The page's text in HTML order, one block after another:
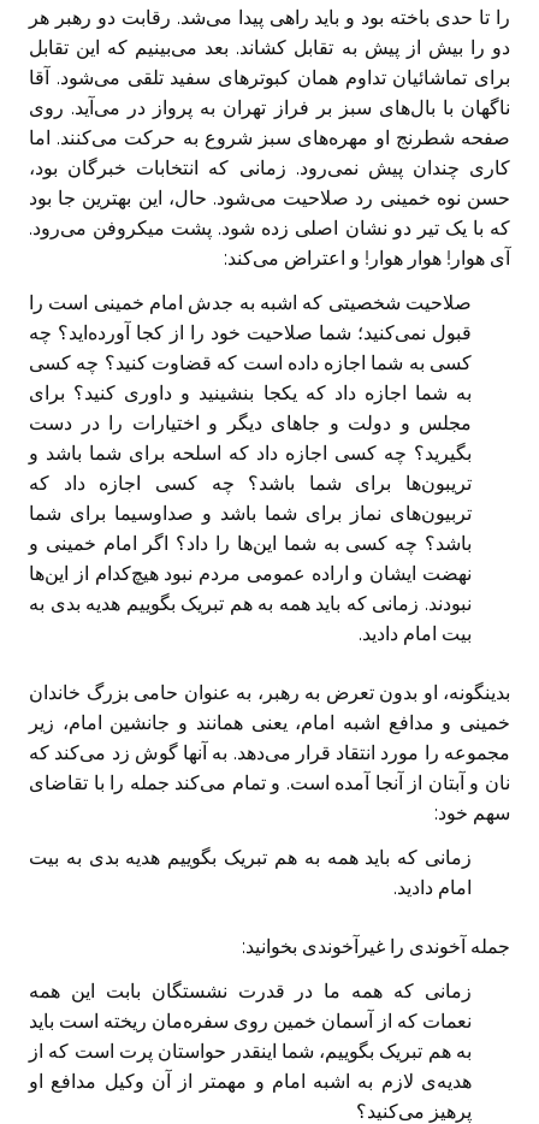
را تا حدی باخته بود و باید راهی پیدا می‌شد. رقابت دو رهبر هر
دو را بیش از پیش به تقابل کشاند. بعد می‌بینیم که این تقابل
برای تماشائیان تداوم همان کبوترهای سفید تلقی می‌شود. آقا
ناگهان با بال‌های سبز بر فراز تهران به پرواز در می‌آید. روی
صفحه شطرنج او مهره‌های سبز شروع به حرکت می‌کنند. اما
کاری چندان پیش نمی‌رود. زمانی که انتخابات خبرگان بود،
حسن نوه خمینی رد صلاحیت می‌شود. حال، این بهترین جا بود
که با یک تیر دو نشان اصلی زده شود. پشت میکروفن می‌رود.
آی هوار! هوار هوار! و اعتراض می‌کند:
صلاحیت شخصیتی که اشبه به جدش امام خمینی است را
قبول نمی‌‌کنید؛ شما صلاحیت خود را از کجا آورده‌اید؟ چه
کسی به شما اجازه داده است که قضاوت کنید؟ چه کسی
به شما اجازه داد که یکجا بنشینید و داوری کنید؟ برای
مجلس و دولت و جاهای دیگر و اختیارات را در دست
بگیرید؟ چه کسی اجازه داد که اسلحه برای شما باشد و
تریبون‌ها برای شما باشد؟ چه کسی اجازه داد که
تربیون‌های نماز برای شما باشد و صداوسیما برای شما
باشد؟ چه کسی به شما این‌ها را داد؟ اگر امام خمینی و
نهضت ایشان و اراده عمومی مردم نبود هیچ‌کدام از این‌ها
نبودند. زمانی که باید همه به هم تبریک بگوییم هدیه بدی به
بیت امام دادید.
بدینگونه، او بدون تعرض به رهبر، به عنوان حامی بزرگ خاندان
خمینی و مدافع اشبه امام، یعنی همانند و جانشین امام، زیر
مجموعه را مورد انتقاد قرار می‌دهد. به آنها گوش زد می‌کند که
نان و آبتان از آنجا آمده است. و تمام می‌کند جمله را با تقاضای
سهم خود:
زمانی که باید همه به هم تبریک بگوییم هدیه بدی به بیت
امام دادید.
جمله آخوندی را غیرآخوندی بخوانید:
زمانی که همه ما در قدرت نشستگان بابت این همه
نعمات که از آسمان خمین روی سفره‌مان ریخته است باید
به هم تبریک بگوییم، شما اینقدر حواستان پرت است که از
هدیه‌ی لازم به اشبه امام و مهمتر از آن وکیل مدافع او
پرهیز می‌کنید؟